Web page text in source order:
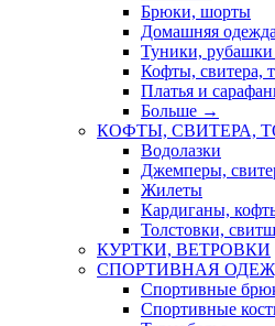
Брюки, шорты
Домашняя одежда
Туники,
Кофты, свитера,
Платья и
Больше →
КОФТЫ, СВИТЕРА,
Водолазки
Джемперы,
Жилеты
Кардиганы,
Толстовки,
КУРТКИ, ВЕТРОВКИ
СПОРТИВНАЯ
Спортивные
Спортивные